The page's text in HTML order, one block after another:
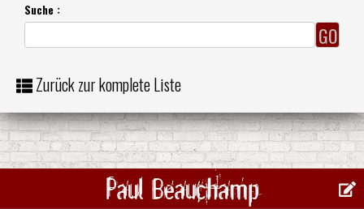
Suche :
Zurück zur komplete Liste
Paul Beauchamp